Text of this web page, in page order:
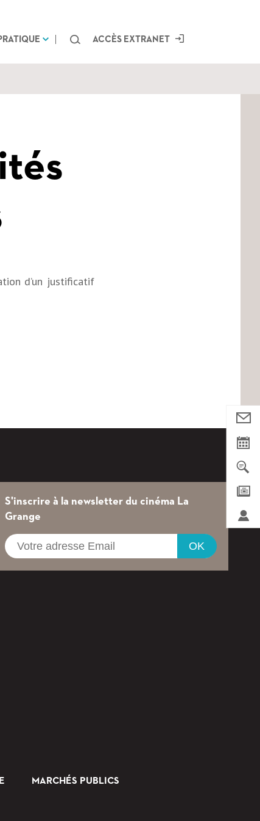
ChercherACCÈS EXTRANET
Nous
Login
/
d’un justificatif
S'inscrire à la newsletter du cinéma La
Grange
OK
MARCHÉS PUBLICS